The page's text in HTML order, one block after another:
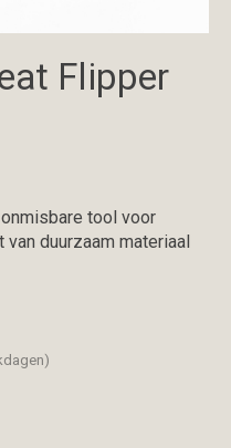
Flipper
tool voor
duurzaam materiaal